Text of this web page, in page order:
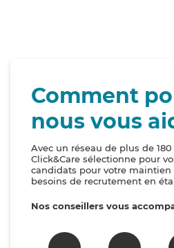
Comment
nous vous
Avec un réseau de plus de
Click&Care sélectionne pour
candidats pour votre maintien
besoins de recrutement en
Nos conseillers vous